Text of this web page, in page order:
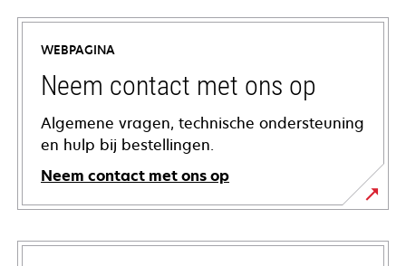
WEBPAGINA
Neem contact met ons op
Algemene vragen, technische ondersteuning
en hulp bij bestellingen.
Neem contact met ons op